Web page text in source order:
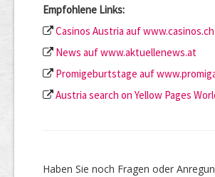
Empfohlene Links:
Casinos Austria auf www.casinos.ch
News auf www.aktuellenews.at
Promigeburtstage auf
Austria search on Yellow Pages
Haben Sie noch Fragen oder